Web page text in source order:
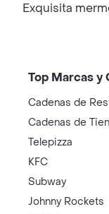
Exquisita
Top Marcas y
Cadenas de
Cadenas de
Telepizza
KFC
Subway
Johnny Rockets